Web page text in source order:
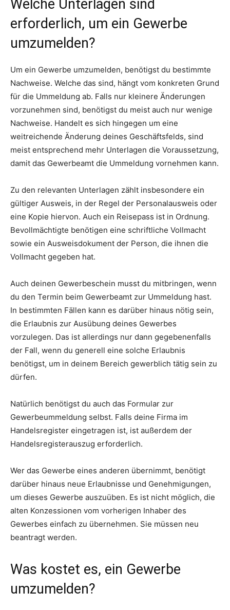
Welche Unterlagen sind
erforderlich, um ein Gewerbe
umzumelden?
Um ein Gewerbe umzumelden, benötigst du bestimmte
Nachweise. Welche das sind, hängt vom konkreten Grund
für die Ummeldung ab. Falls nur kleinere Änderungen
vorzunehmen sind, benötigst du meist auch nur wenige
Nachweise. Handelt es sich hingegen um eine
weitreichende Änderung deines Geschäftsfelds, sind
meist entsprechend mehr Unterlagen die Voraussetzung,
damit das Gewerbeamt die Ummeldung vornehmen kann.
Zu den relevanten Unterlagen zählt insbesondere ein
gültiger Ausweis, in der Regel der Personalausweis oder
eine Kopie hiervon. Auch ein Reisepass ist in Ordnung.
Bevollmächtigte benötigen eine schriftliche Vollmacht
sowie ein Ausweisdokument der Person, die ihnen die
Vollmacht gegeben hat.
Auch deinen Gewerbeschein musst du mitbringen, wenn
du den Termin beim Gewerbeamt zur Ummeldung hast.
In bestimmten Fällen kann es darüber hinaus nötig sein,
die Erlaubnis zur Ausübung deines Gewerbes
vorzulegen. Das ist allerdings nur dann gegebenenfalls
der Fall, wenn du generell eine solche Erlaubnis
benötigst, um in deinem Bereich gewerblich tätig sein zu
dürfen.
Natürlich benötigst du auch das Formular zur
Gewerbeummeldung selbst. Falls deine Firma im
Handelsregister eingetragen ist, ist außerdem der
Handelsregisterauszug erforderlich.
Wer das Gewerbe eines anderen übernimmt, benötigt
darüber hinaus neue Erlaubnisse und Genehmigungen,
um dieses Gewerbe auszuüben. Es ist nicht möglich, die
alten Konzessionen vom vorherigen Inhaber des
Gewerbes einfach zu übernehmen. Sie müssen neu
beantragt werden.
Was kostet es, ein Gewerbe
umzumelden?